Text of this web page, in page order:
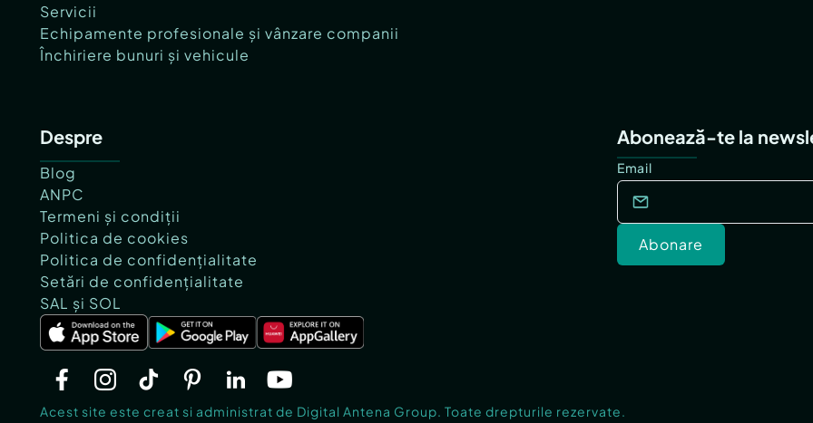
Servicii
Echipamente profesionale și vânzare companii
Închiriere bunuri și vehicule
Despre
Blog
ANPC
Termeni și condiții
Politica de cookies
Politica de confidențialitate
Setări de confidențialitate
SAL și SOL
Abonează-te la
Email
Abonare
Acest site este creat si administrat de Digital Antena Group. Toate drepturile rezervate.